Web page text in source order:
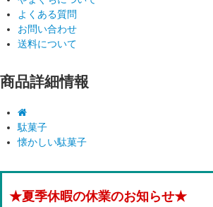
よくある質問
お問い合わせ
送料について
商品詳細情報
駄菓子
懐かしい駄菓子
★夏季休暇の休業のお知らせ★